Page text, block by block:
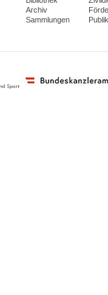
Archiv
Sammlungen